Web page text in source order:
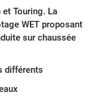
Touring. La
WET proposant
sur chaussée
différents